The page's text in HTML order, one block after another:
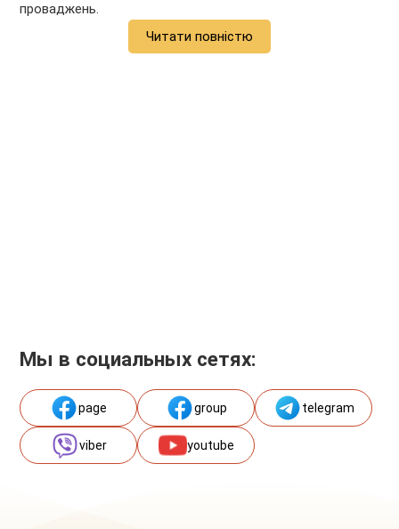
проваджень.
Читати повністю
Мы в социальных сетях:
page group telegram
viber youtube